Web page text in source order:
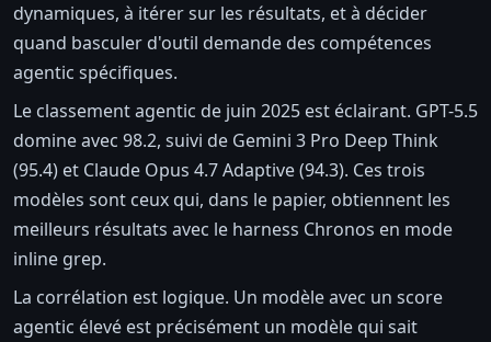
dynamiques, à itérer sur les résultats, et à décider
quand basculer d'outil demande des compétences
agentic spécifiques.
Le classement agentic de juin 2025 est éclairant. GPT-5.5
domine avec 98.2, suivi de Gemini 3 Pro Deep Think
(95.4) et Claude Opus 4.7 Adaptive (94.3). Ces trois
modèles sont ceux qui, dans le papier, obtiennent les
meilleurs résultats avec le harness Chronos en mode
inline grep.
La corrélation est logique. Un modèle avec un score
agentic élevé est précisément un modèle qui sait